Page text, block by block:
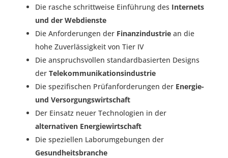
Die rasche schrittweise Einführung des Internets
und der Webdienste
Die Anforderungen der Finanzindustriean die
hohe Zuverlässigkeit von Tier IV
Die anspruchsvollen standardbasierten Designs
der Telekommunikationsindustrie
Die spezifischen Prüfanforderungen der Energie-
und Versorgungswirtschaft
Der Einsatz neuer Technologien in der
alternativen Energiewirtschaft
Die speziellen Laborumgebungen der
Gesundheitsbranche